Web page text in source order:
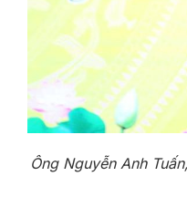
Ông Nguyễn Anh